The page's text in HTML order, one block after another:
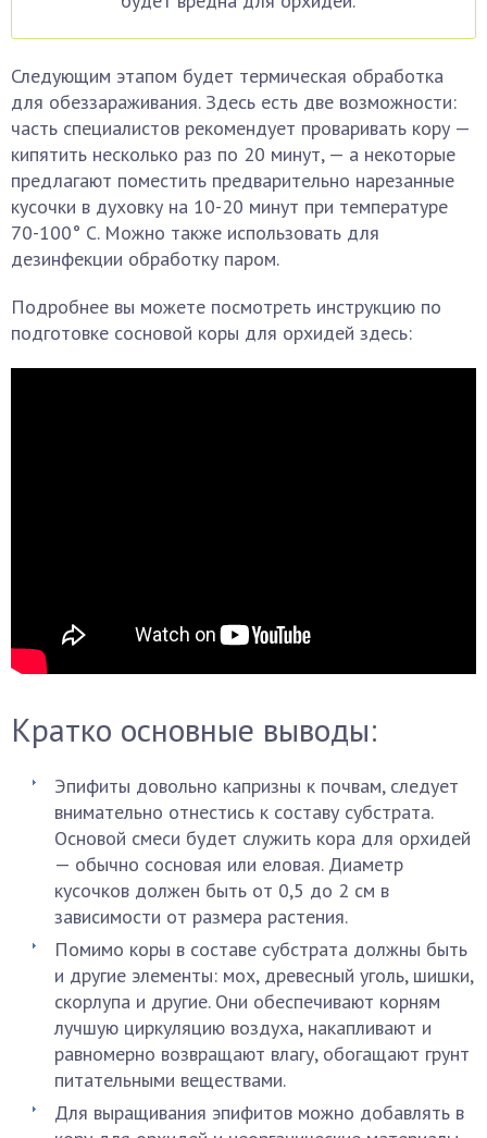
Следующим этапом будет термическая обработка
для обеззараживания. Здесь есть две возможности:
часть специалистов рекомендует проваривать кору —
кипятить несколько раз по 20 минут, — а некоторые
предлагают поместить предварительно нарезанные
кусочки в духовку на 10-20 минут при температуре
70-100° С. Можно также использовать для
дезинфекции обработку паром.
Подробнее вы можете посмотреть инструкцию по
подготовке сосновой коры для орхидей здесь:
Кратко основные выводы:
Эпифиты довольно капризны к почвам, следует
внимательно отнестись к составу субстрата.
Основой смеси будет служить кора для орхидей
— обычно сосновая или еловая. Диаметр
кусочков должен быть от 0,5 до 2 см в
зависимости от размера растения.
Помимо коры в составе субстрата должны быть
и другие элементы: мох, древесный уголь, шишки,
скорлупа и другие. Они обеспечивают корням
лучшую циркуляцию воздуха, накапливают и
равномерно возвращают влагу, обогащают грунт
питательными веществами.
Для выращивания эпифитов можно добавлять в